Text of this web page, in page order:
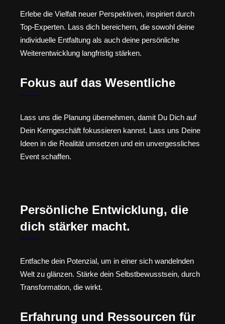
Erlebe die Vielfalt neuer Perspektiven, inspiriert durch
Top-Experten. Lass dich bereichern, die sowohl deine
individuelle Entfaltung als auch deine persönliche
Weiterentwicklung langfristig stärken.
Fokus auf das Wesentliche
Lass uns die Planung übernehmen, damit Du Dich auf
Dein Kerngeschäft fokussieren kannst. Lass uns Deine
Ideen in die Realität umsetzen und ein unvergessliches
Event schaffen.
Persönliche Entwicklung, die
dich stärker macht.
Entfache dein Potenzial, um in einer sich wandelnden
Welt zu glänzen. Stärke dein Selbstbewusstsein, durch
Transformation, die wirkt.
Erfahrung und Ressourcen für